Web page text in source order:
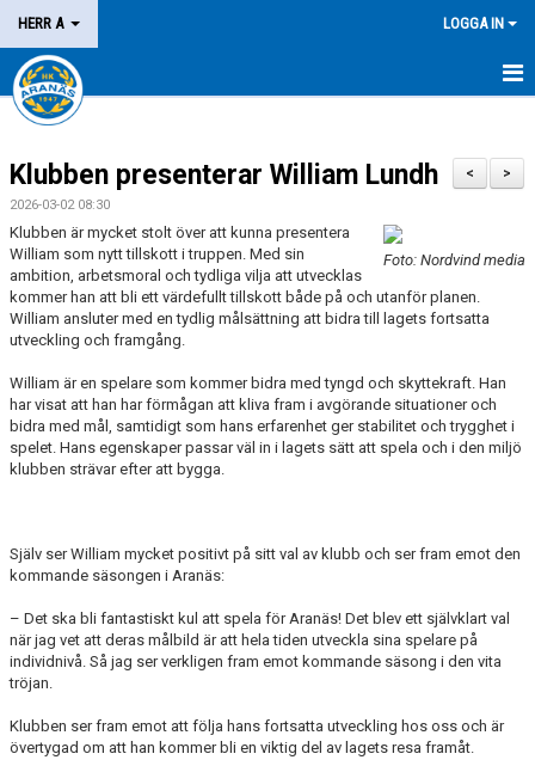
HERR A LOGGA IN
HEM
NYHETER
KALENDER
MATCHER
KONTAKT
>
<
Klubben presenterar William Lundh
2026-03-02 08:30
Foto: Nordvind media
Klubben är mycket stolt över att kunna presentera
William som nytt tillskott i truppen. Med sin
ambition, arbetsmoral och tydliga vilja att utvecklas
kommer han att bli ett värdefullt tillskott både på och utanför planen.
William ansluter med en tydlig målsättning att bidra till lagets fortsatta
utveckling och framgång.
William är en spelare som kommer bidra med tyngd och skyttekraft. Han
har visat att han har förmågan att kliva fram i avgörande situationer och
bidra med mål, samtidigt som hans erfarenhet ger stabilitet och trygghet i
spelet. Hans egenskaper passar väl in i lagets sätt att spela och i den miljö
klubben strävar efter att bygga.
Själv ser William mycket positivt på sitt val av klubb och ser fram emot den
kommande säsongen i Aranäs:
– Det ska bli fantastiskt kul att spela för Aranäs! Det blev ett självklart val
när jag vet att deras målbild är att hela tiden utveckla sina spelare på
individnivå. Så jag ser verkligen fram emot kommande säsong i den vita
tröjan.
Klubben ser fram emot att följa hans fortsatta utveckling hos oss och är
övertygad om att han kommer bli en viktig del av lagets resa framåt.